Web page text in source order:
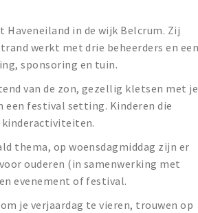
Haveneiland in de wijk Belcrum. Zij
werkt met drie beheerders en
sponsoring en tuin.
van de zon, gezellig kletsen met je
een festival setting. Kinderen die
kinderactiviteiten.
thema, op woensdagmiddag zijn er
ouderen (in samenwerking met
evenement of festival.
je verjaardag te vieren, trouwen op